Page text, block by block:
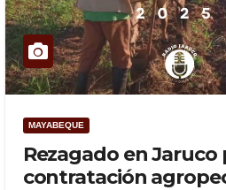
MAYABEQUE
Rezagado en Jaruco
contratación